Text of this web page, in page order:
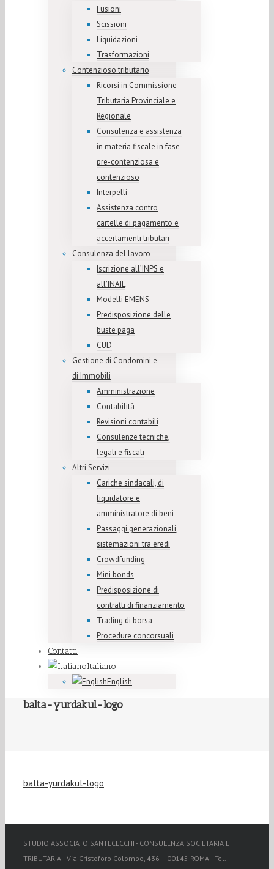
Fusioni
Scissioni
Liquidazioni
Trasformazioni
Contenzioso tributario
Ricorsi in Commissione
Tributaria Provinciale e
Regionale
Consulenza e assistenza
in materia fiscale in fase
pre-contenziosa e
contenzioso
Interpelli
Assistenza contro
cartelle di pagamento e
accertamenti tributari
Consulenza del lavoro
Iscrizione all’INPS e
all’INAIL
Modelli EMENS
Predisposizione delle
buste paga
CUD
Gestione di Condomini e
di Immobili
Amministrazione
Contabilità
Revisioni contabili
Consulenze tecniche,
legali e fiscali
Altri Servizi
Cariche sindacali, di
liquidatore e
amministratore di beni
Passaggi generazionali,
sistemazioni tra eredi
Crowdfunding
Mini bonds
Predisposizione di
contratti di finanziamento
Trading di borsa
Procedure concorsuali
Contatti
Italiano
English
balta-yurdakul-logo
balta-yurdakul-logo
STUDIO ASSOCIATO SANTECECCHI - CONSULENZA SOCIETARIA E
TRIBUTARIA | Via Cristoforo Colombo, 436 – 00145 ROMA | Tel.